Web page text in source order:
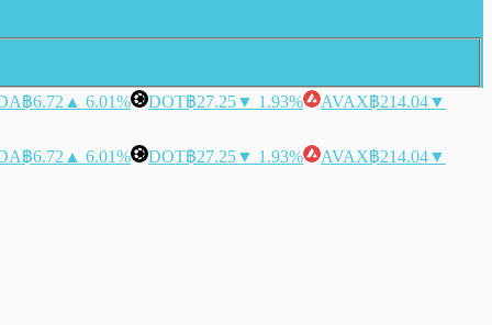
฿6.72 ▲ 6.01% DOT฿27.25▼ 1.93% AVAX฿214.04▼
฿6.72 ▲ 6.01% DOT฿27.25▼ 1.93% AVAX฿214.04▼